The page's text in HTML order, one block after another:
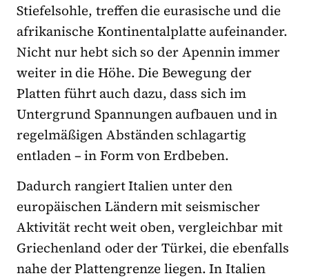
Stiefelsohle, treffen die eurasische und die
afrikanische Kontinentalplatte aufeinander.
Nicht nur hebt sich so der Apennin immer
weiter in die Höhe. Die Bewegung der
Platten führt auch dazu, dass sich im
Untergrund Spannungen aufbauen und in
regelmäßigen Abständen schlagartig
entladen – in Form von Erdbeben.
Dadurch rangiert Italien unter den
europäischen Ländern mit seismischer
Aktivität recht weit oben, vergleichbar mit
Griechenland oder der Türkei, die ebenfalls
nahe der Plattengrenze liegen. In Italien